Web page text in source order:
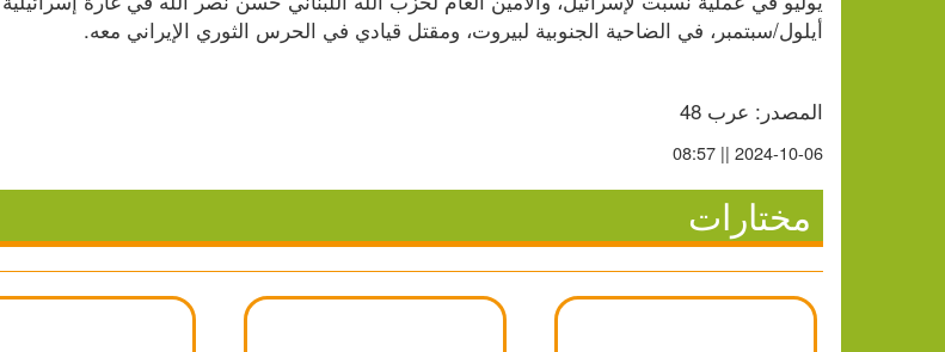
أيلول/سبتمبر، في الضاحية الجنوبية لبيروت، ومقتل قيادي في الحرس الثوري الإيراني معه.
المصدر: عرب 48
2024-10-06 || 08:57
مختارات